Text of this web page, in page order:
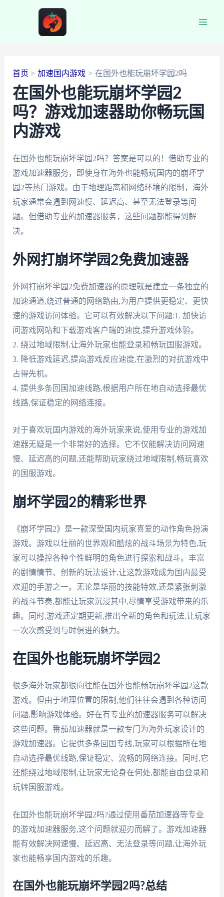
首页 加速国内游戏 在国外也能玩崩坏学园2吗
在国外也能玩崩坏学园2
吗？游戏加速器助你畅玩国
内游戏
在国外也能玩崩坏学园2吗？答案是可以的！借助专业的
游戏加速器服务，即使身在海外也能畅玩国内的崩坏学
园2等热门游戏。由于地理距离和网络环境的限制，海外
玩家通常会遇到网速慢、延迟高、甚至无法登录等问
题。但借助专业的加速器服务，这些问题都能得到解
决。
外网打崩坏学园2免费加速器
外网打崩坏学园2免费加速器的原理就是建立一条独立的
加速通道,绕过普通的网络路由,为用户提供更稳定、更快
速的游戏访问体验。它可以有效解决以下问题:1. 加快访
问游戏网站和下载游戏客户端的速度,提升游戏体验。
2. 绕过地域限制,让海外玩家也能登录和畅玩国服游戏。
3. 降低游戏延迟,提高游戏反应速度,在激烈的对抗游戏中
占得先机。
4. 提供多条回国加速线路,根据用户所在地自动选择最优
线路,保证稳定的网络连接。
对于喜欢玩国内游戏的海外玩家来说,使用专业的游戏加
速器无疑是一个非常好的选择。它不仅能解决访问网速
慢、延迟高的问题,还能帮助玩家绕过地域限制,畅玩喜欢
的国服游戏。
崩坏学园2的精彩世界
《崩坏学园2》是一款深受国内玩家喜爱的动作角色扮演
游戏。游戏以壮丽的世界观和酷炫的战斗场景为特色,玩
家可以操控各种个性鲜明的角色进行探索和战斗。丰富
的剧情情节、创新的玩法设计,让这款游戏成为国内最受
欢迎的手游之一。无论是华丽的技能特效,还是紧张刺激
的战斗节奏,都能让玩家沉浸其中,尽情享受游戏带来的乐
趣。同时,游戏还定期更新,推出全新的角色和玩法,让玩家
一次次感受到与时俱进的魅力。
在国外也能玩崩坏学园2
很多海外玩家都很向往能在国外也能畅玩崩坏学园2这款
游戏。但由于地理位置的限制,他们往往会遇到各种访问
问题,影响游戏体验。好在有专业的加速器服务可以解决
这些问题。番茄加速器就是一款专门为海外玩家设计的
游戏加速器。它提供多条回国专线,玩家可以根据所在地
自动选择最优线路,保证稳定、流畅的网络连接。同时,它
还能绕过地域限制,让玩家无论身在何处,都能自由登录和
玩转国服游戏。
在国外也能玩崩坏学园2吗?通过使用番茄加速器等专业
的游戏加速器服务,这个问题就迎刃而解了。游戏加速器
能有效解决网速慢、延迟高、无法登录等问题,让海外玩
家也能畅享国内游戏的乐趣。
在国外也能玩崩坏学园2吗?总结